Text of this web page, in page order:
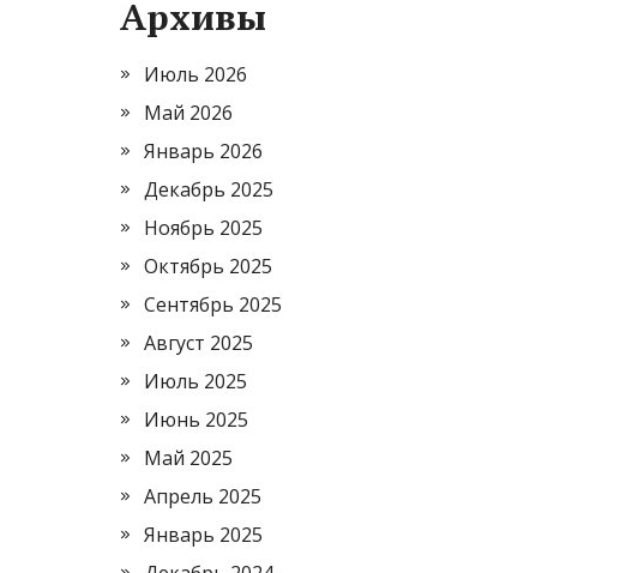
Архивы
Июль 2026
Май 2026
Январь 2026
Декабрь 2025
Ноябрь 2025
Октябрь 2025
Сентябрь 2025
Август 2025
Июль 2025
Июнь 2025
Май 2025
Апрель 2025
Январь 2025